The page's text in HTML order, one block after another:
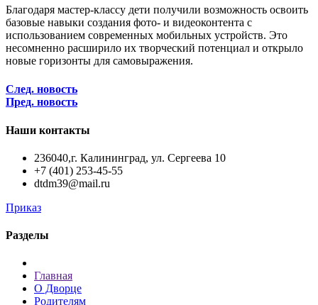
Благодаря мастер-классу дети получили возможность освоить
базовые навыки создания фото- и видеоконтента с
использованием современных мобильных устройств. Это
несомненно расширило их творческий потенциал и открыло
новые горизонты для самовыражения.
След. новость
Пред. новость
Наши контакты
236040,г. Калининград, ул. Сергеева 10
+7 (401) 253-45-55
dtdm39@mail.ru
Приказ
Разделы
Главная
О Дворце
Родителям